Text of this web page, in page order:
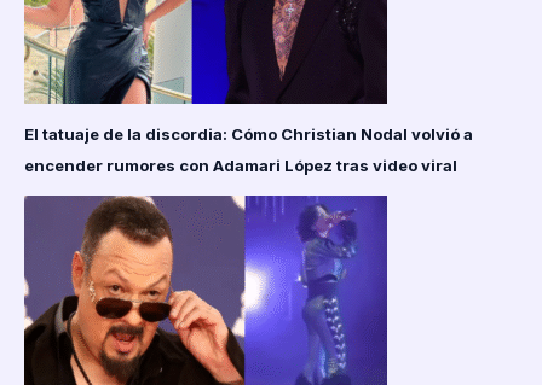
El tatuaje de la discordia: Cómo Christian Nodal volvió a
encender rumores con Adamari López tras video viral